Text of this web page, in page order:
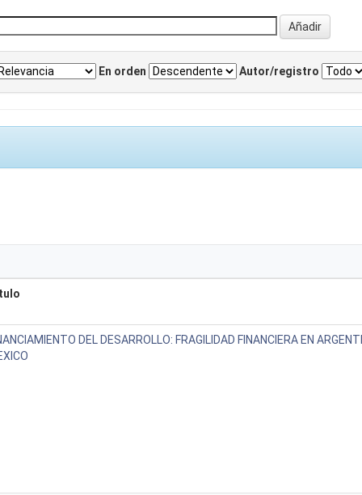
En orden Autor/registro
DEL DESARROLLO: FRAGILIDAD FINANCIERA EN